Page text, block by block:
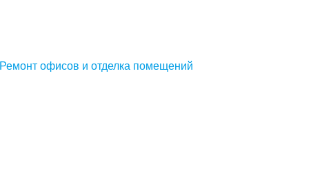
Ремонт офисов и отделка помещений